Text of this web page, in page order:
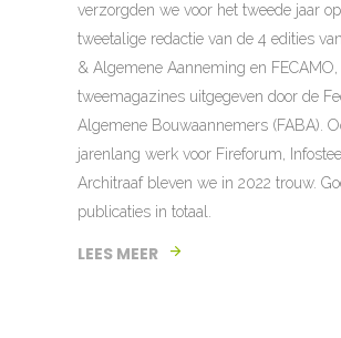
verzorgden we voor het tweede jaar
tweetalige redactie van de 4 edities
& Algemene Aanneming en FECAMO,
tweemagazines uitgegeven door de
Algemene Bouwaannemers (FABA).
jarenlang werk voor Fireforum,
Architraaf bleven we in 2022 trouw.
publicaties in totaal.
LEES MEER